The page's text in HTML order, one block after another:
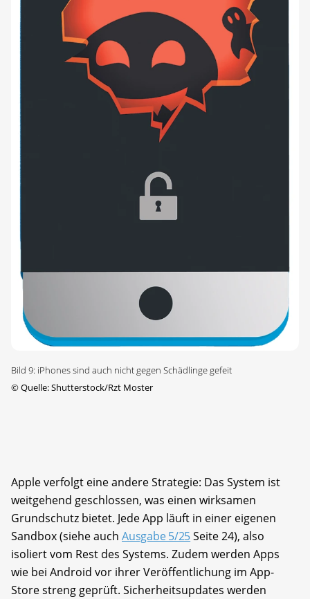
Bild 9: iPhones sind auch nicht gegen Schädlinge gefeit
©Quelle: Shutterstock/Rzt Moster
Apple verfolgt eine andere Strategie: Das System ist
weitgehend geschlossen, was einen wirksamen
Grundschutz bietet. Jede App läuft in einer eigenen
Sandbox (siehe auch Ausgabe 5/25Seite 24), also
isoliert vom Rest des Systems. Zudem werden Apps
wie bei Android vor ihrer Veröffentlichung im App-
Store streng geprüft. Sicherheitsupdates werden